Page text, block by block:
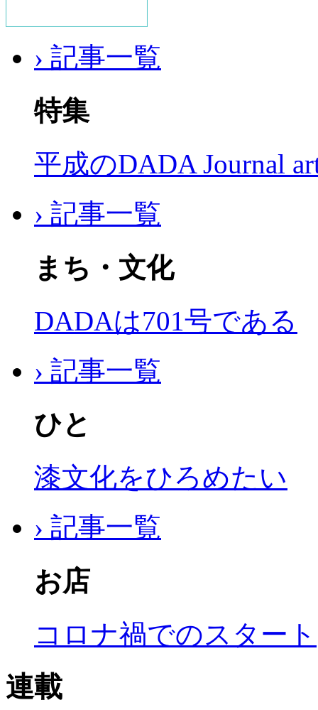
› 記事一覧
特集
平成のDADA Journal
› 記事一覧
まち・文化
DADAは701号である
› 記事一覧
ひと
漆文化をひろめたい
› 記事一覧
お店
コロナ禍でのスタート
連載